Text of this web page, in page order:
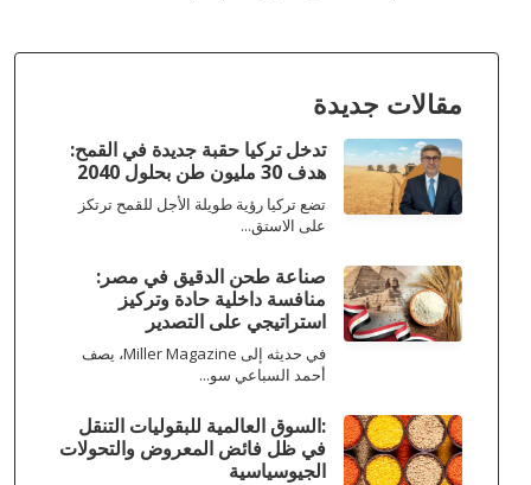
مقالات جديدة
تدخل تركيا حقبة جديدة في القمح:
هدف 30 مليون طن بحلول 2040
تضع تركيا رؤية طويلة الأجل للقمح ترتكز
على الاستق...
صناعة طحن الدقيق في مصر:
منافسة داخلية حادة وتركيز
استراتيجي على التصدير
في حديثه إلى Miller Magazine، يصف
أحمد السباعي سو...
:السوق العالمية للبقوليات التنقل
في ظل فائض المعروض والتحولات
الجيوسياسية